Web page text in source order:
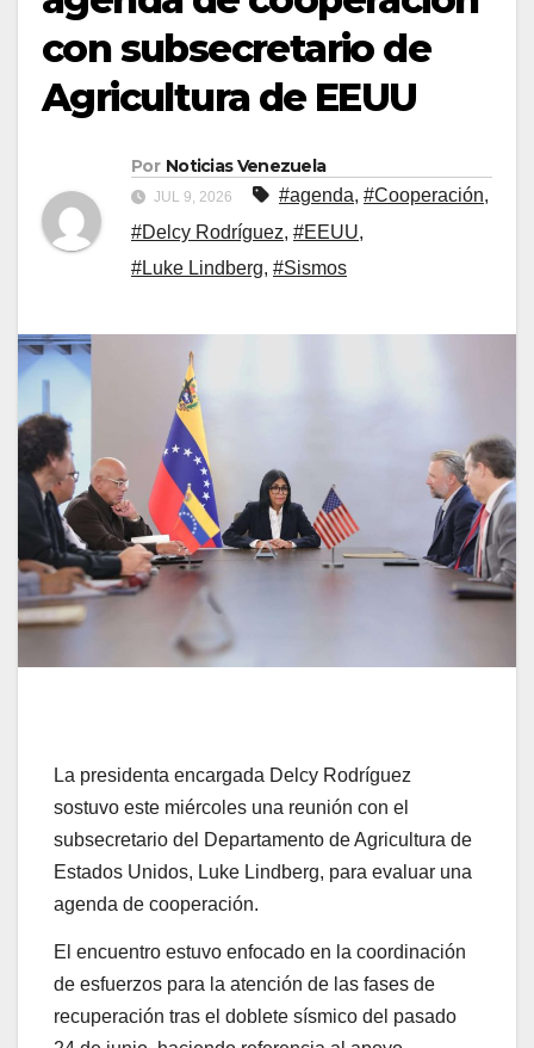
con subsecretario de
Agricultura de EEUU
Por Noticias Venezuela
JUL 9, 2026 #agenda, #Cooperación,
#Delcy Rodríguez, #EEUU,
#Luke Lindberg, #Sismos
La presidenta encargada Delcy Rodríguez
sostuvo este miércoles una reunión con el
subsecretario del Departamento de Agricultura de
Estados Unidos, Luke Lindberg, para evaluar una
agenda de cooperación.
El encuentro estuvo enfocado en la coordinación
de esfuerzos para la atención de las fases de
recuperación tras el doblete sísmico del pasado